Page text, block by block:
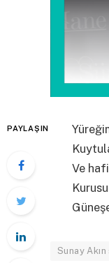
PAYLAŞIN
Ve
Sunay